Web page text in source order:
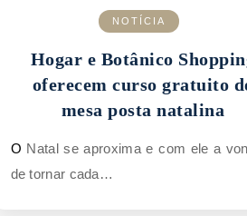
NOTÍCIA
Hogar e Botânico
oferecem curso gratuito
mesa posta natalina
O Natal se aproxima e com ele a vontade
de tornar cada…